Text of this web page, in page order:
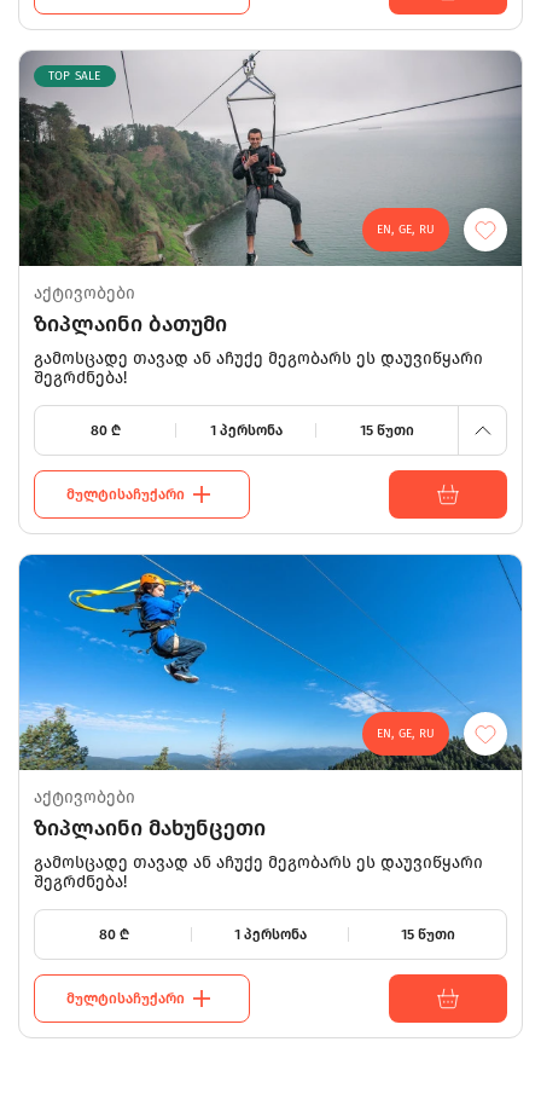
TOP SALE
EN, GE, RU
აქტივობები
ზიპლაინი ბათუმი
გამოსცადე თავად ან აჩუქე მეგობარს ეს დაუვიწყარი
შეგრძნება!
80₾ 1 პერსონა 15 წუთი
80
150
ᲛᲣᲚᲢᲘᲡᲐᲩᲣᲥᲐᲠᲘ
EN, GE, RU
აქტივობები
ზიპლაინი მახუნცეთი
გამოსცადე თავად ან აჩუქე მეგობარს ეს დაუვიწყარი
შეგრძნება!
80₾ 1 პერსონა 15 წუთი
ᲛᲣᲚᲢᲘᲡᲐᲩᲣᲥᲐᲠᲘ